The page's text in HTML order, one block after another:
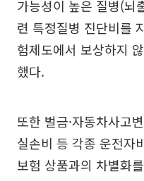
가능성이 높은 질병(뇌
련 특정질병 진단비를
험제도에서 보상하지
했다.
또한 벌금·자동차사고
실손비 등 각종 운전자
보험 상품과의 차별화